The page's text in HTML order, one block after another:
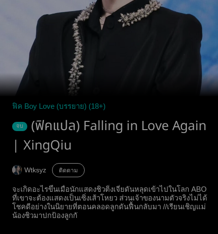
ฟิค Boy Love (บรรยาย) (18+)
จบ
(ฟิคแปล) Falling in Love Again
| XingQiu
Wtksyz ติดตาม
จะเกิดอะไรขึ้นเมื่อนักแสดงชิวติ่งเจี๋ยดันหลุดเข้าไปในโลก ABO
ที่เขาจะต้องแสดงเป็นเซิ่งเส้าโหยว ส่วนเจ้าของนามตัวจริงไม่ได้
โชคดีอย่างในนิยายที่ตอนคลอดลูกดันฟื้นกลับมา //เรียนเชิญแม่
น้องชิวมาปกป้องลูกกั